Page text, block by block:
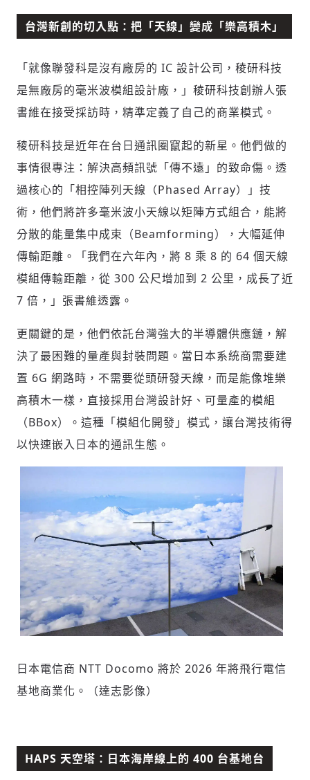
請輸入發送到的驗證碼
將此文章當作禮物
台灣新創的切入點：把「天線」變成「樂高積木」
「就像聯發科是沒有廠房的 IC 設計公司，稜研科技
是無廠房的毫米波模組設計廠，」稜研科技創辦人張
書維在接受採訪時，精準定義了自己的商業模式。
稜研科技是近年在台日通訊圈竄起的新星。他們做的
事情很專注：解決高頻訊號「傳不遠」的致命傷。透
過核心的「相控陣列天線（Phased Array）」技
術，他們將許多毫米波小天線以矩陣方式組合，能將
分散的能量集中成束（Beamforming），大幅延伸
傳輸距離。「我們在六年內，將 8 乘 8 的 64 個天線
模組傳輸距離，從 300 公尺增加到 2 公里，成長了近
7 倍，」張書維透露。
更關鍵的是，他們依託台灣強大的半導體供應鏈，解
決了最困難的量產與封裝問題。當日本系統商需要建
置 6G 網路時，不需要從頭研發天線，而是能像堆樂
高積木一樣，直接採用台灣設計好、可量產的模組
（BBox）。這種「模組化開發」模式，讓台灣技術得
以快速嵌入日本的通訊生態。
日本電信商 NTT Docomo 將於 2026 年將飛行電信
基地商業化。（達志影像）
HAPS 天空塔：日本海岸線上的 400 台基地台
邀請會員
分享
新增回應
參與深度對談的交流原則：
運用段落闡述想法：表達觀點清楚結構，讓
多元領域交流更有脈絡化
討論聚焦議題本身：尊重不同角度的內容、
避免不理性的用詞：不因個人主觀感受不
同，而使用情緒性攻擊字眼
嚇、髒話、威脅、性暗示等文字
陪你從「科技+人文」視角，深入國際政經脈動
35元/週解鎖付費會員專屬內容